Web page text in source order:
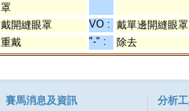
罩
戴開縫眼罩 VO : 戴單邊開縫眼罩
重戴 "-" : 除去
賽馬消息及資訊 分析